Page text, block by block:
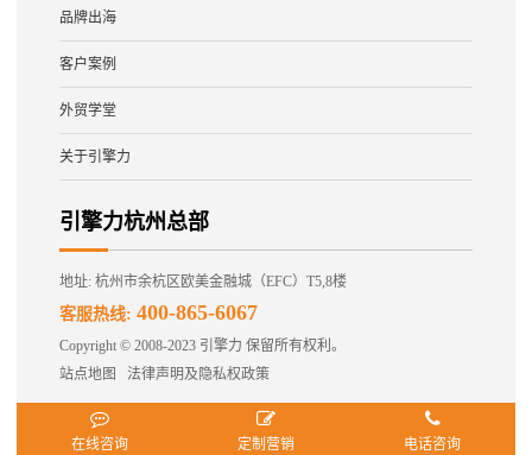
品牌出海
客户案例
外贸学堂
关于引擎力
引擎力杭州总部
地址: 杭州市余杭区欧美金融城（EFC）T5,8楼
客服热线: 400-865-6067
Copyright © 2008-2023 引擎力 保留所有权利。
站点地图
法律声明及隐私权政策
在线咨询 定制营销 电话咨询